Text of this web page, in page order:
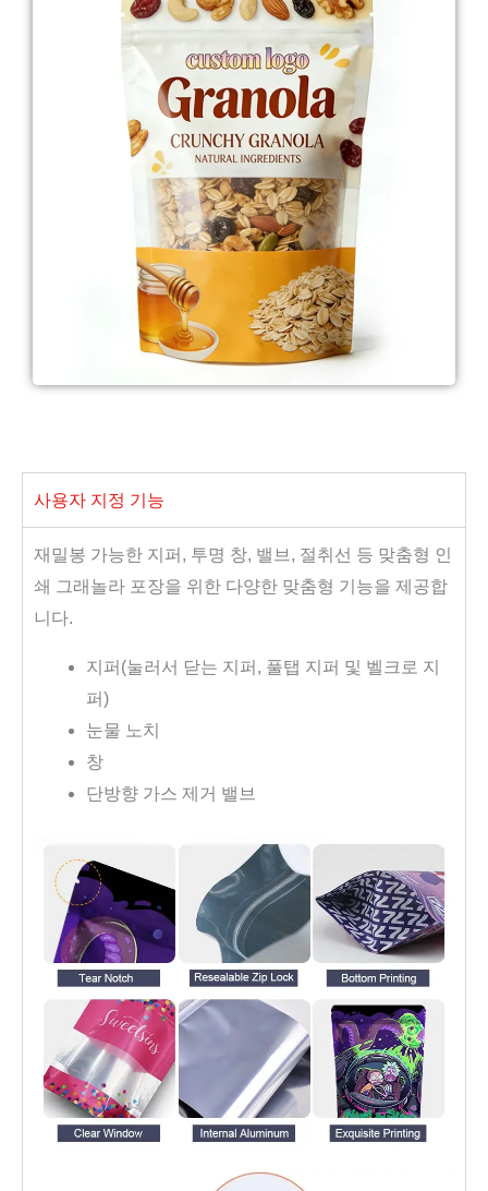
사용자 지정 기능
재밀봉 가능한 지퍼, 투명 창, 밸브, 절취선 등 맞춤형 인
쇄 그래놀라 포장을 위한 다양한 맞춤형 기능을 제공합
니다.
지퍼(눌러서 닫는 지퍼, 풀탭 지퍼 및 벨크로 지
퍼)
눈물 노치
창
단방향 가스 제거 밸브